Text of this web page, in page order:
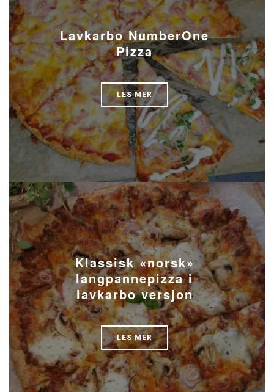
Lavkarbo NumberOne
Pizza
LES MER
Klassisk «norsk»
langpannepizza i
lavkarbo versjon
LES MER